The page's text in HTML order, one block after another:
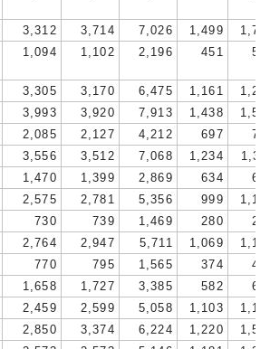
3,312 3,714 7,026 1,499
1,094 1,102 2,196 451
3,305 3,170 6,475 1,161
3,993 3,920 7,913 1,438
2,085 2,127 4,212 697
3,556 3,512 7,068 1,234
1,470 1,399 2,869 634
2,575 2,781 5,356 999
730 739 1,469 280
2,764 2,947 5,711 1,069
770 795 1,565 374
1,658 1,727 3,385 582
2,459 2,599 5,058 1,103
2,850 3,374 6,224 1,220